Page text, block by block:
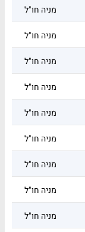
מניה חו"ל
מניה חו"ל
מניה חו"ל
מניה חו"ל
מניה חו"ל
מניה חו"ל
מניה חו"ל
מניה חו"ל
מניה חו"ל